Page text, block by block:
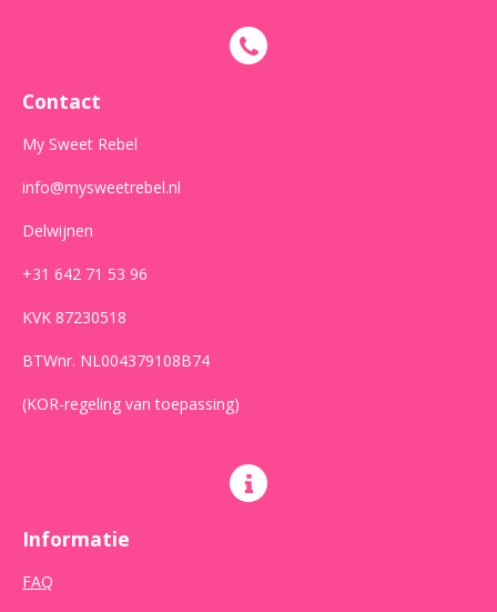
k
r
a
m
Contact
My Sweet Rebel
info@mysweetrebel.nl
Delwijnen
+31 642 71 53 96
KVK 87230518
BTWnr. NL004379108B74
(KOR-regeling van toepassing)
Informatie
FAQ